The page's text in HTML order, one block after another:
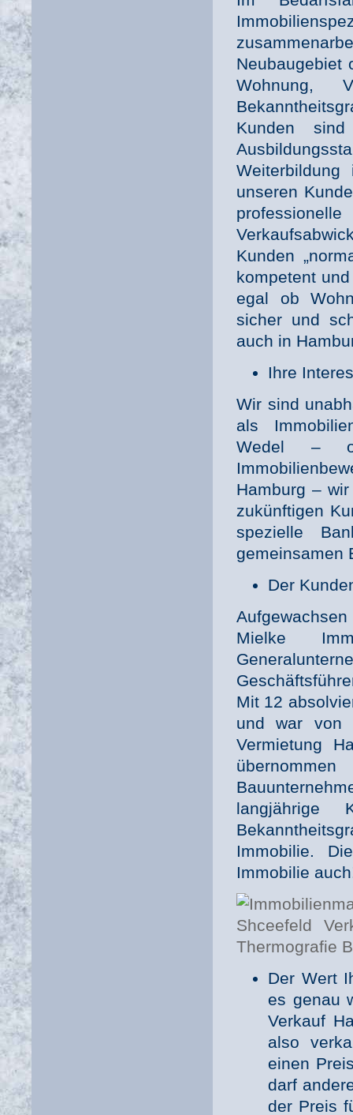
Neubaugebiet
Wohnung,
Kunden
unseren
Kunden
kompetent
egal ob
sicher und
auch in
Ihre
Wir sind
als
Wedel –
Hamburg –
zukünftigen
spezielle
gemeinsamen
Der
Mielke
Mit 12
und war von
Vermietung
Immobilie.
Immobilie
Der Wert
es genau
Verkauf
also
einen
darf
der Preis